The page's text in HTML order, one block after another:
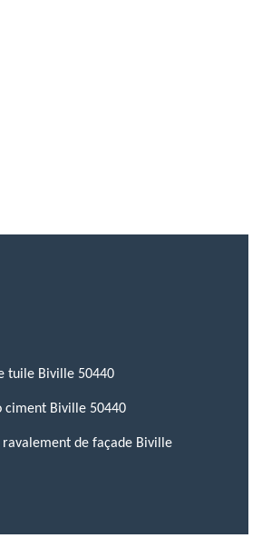
tuile Biville 50440
ciment Biville 50440
de façade Biville